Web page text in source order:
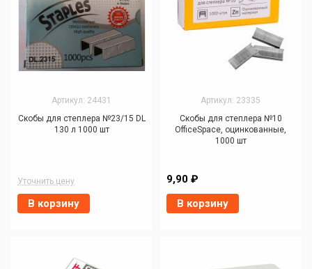
Артикул: 24431
Скобы для степлера №23/15 DL
130 л 1000 шт
Уточнить цену
В корзину
Артикул: 23335
Скобы для степлера №10
OfficeSpace, оцинкованные,
1000 шт
9,90 ₽
В корзину